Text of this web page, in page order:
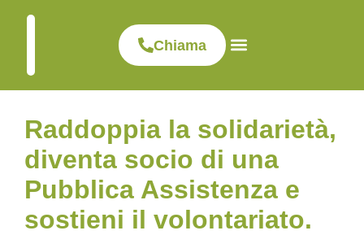
Chiama
Raddoppia la solidarietà,
diventa socio di una
Pubblica Assistenza e
sostieni il volontariato.